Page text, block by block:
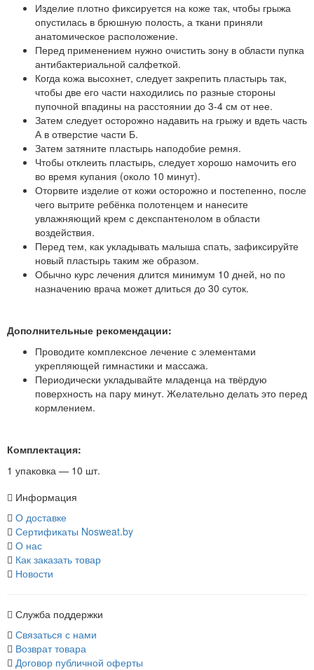
Изделие плотно фиксируется на коже так, чтобы грыжа
опустилась в брюшную полость, а ткани приняли
анатомическое расположение.
Перед применением нужно очистить зону в области пупка
антибактериальной салфеткой.
Когда кожа высохнет, следует закрепить пластырь так,
чтобы две его части находились по разные стороны
пупочной впадины на расстоянии до 3-4 см от нее.
Затем следует осторожно надавить на грыжу и вдеть часть
А в отверстие части Б.
Затем затяните пластырь наподобие ремня.
Чтобы отклеить пластырь, следует хорошо намочить его
во время купания (около 10 минут).
Оторвите изделие от кожи осторожно и постепенно, после
чего вытрите ребёнка полотенцем и нанесите
увлажняющий крем с декспантенолом в области
воздействия.
Перед тем, как укладывать малыша спать, зафиксируйте
новый пластырь таким же образом.
Обычно курс лечения длится минимум 10 дней, но по
назначению врача может длиться до 30 суток.
Дополнительные рекомендации:
Проводите комплексное лечение с элементами
укрепляющей гимнастики и массажа.
Периодически укладывайте младенца на твёрдую
поверхность на пару минут. Желательно делать это перед
кормлением.
Комплектация:
1 упаковка — 10 шт.
Информация
О доставке
Сертификаты Nosweat.by
О нас
Как заказать товар
Новости
Служба поддержки
Связаться с нами
Возврат товара
Договор публичной оферты